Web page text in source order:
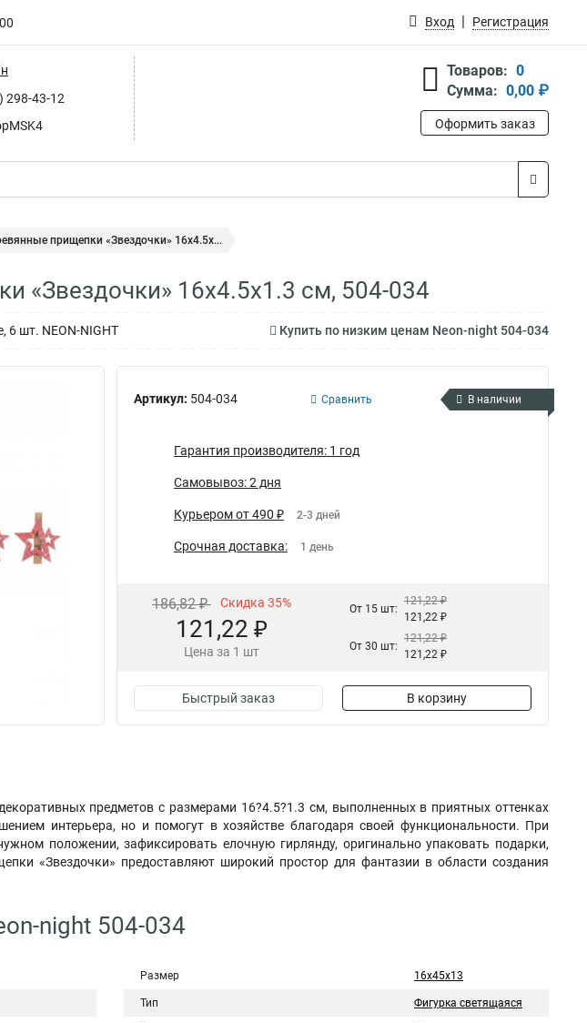
Вход Регистрация
298-43-12
Товаров: 0
Сумма: 0,00 ₽
Оформить заказ
прищепки «Звездочки» 16x4.5x...
«Звездочки» 16x4.5x1.3 cм, 504-034
6 шт. NEON-NIGHT Купить по низким ценам Neon-night 504-034
Артикул: 504-034 Сравнить В наличии
Гарантия производителя: 1 год
Самовывоз: 2 дня
Курьером от 490 ₽ 2-3 дней
Срочная доставка: 1 день
186,82 ₽ Скидка 35%
121,22 ₽
Цена за 1 шт
От 15 шт:
121,22 ₽
121,22 ₽
От 30 шт:
121,22 ₽
121,22 ₽
Быстрый заказ В корзину
предметов с размерами 16?4.5?1.3 cм, выполненных в приятных оттенках
интерьера, но и помогут в хозяйстве благодаря своей функциональности. При
положении, зафиксировать елочную гирлянду, оригинально упаковать подарки,
«Звездочки» предоставляют широкий простор для фантазии в области создания
night 504-034
Размер 16x45x13
Тип Фигурка светящаяся